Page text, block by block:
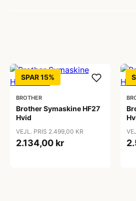
SPAR 15%
BROTHER
Brother Symaskine HF27
Hvid
VEJL. PRIS 2.499,00 KR
2.134,00 kr